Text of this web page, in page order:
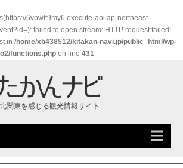
6vbwlf9my6.execute-api.ap-northeast-
failed to open stream: HTTP request failed!
in /home/xb438512/kitakan-navi.jp/public_html/wp-
functions.php on line 431
北関東を感じる観光情報サイト